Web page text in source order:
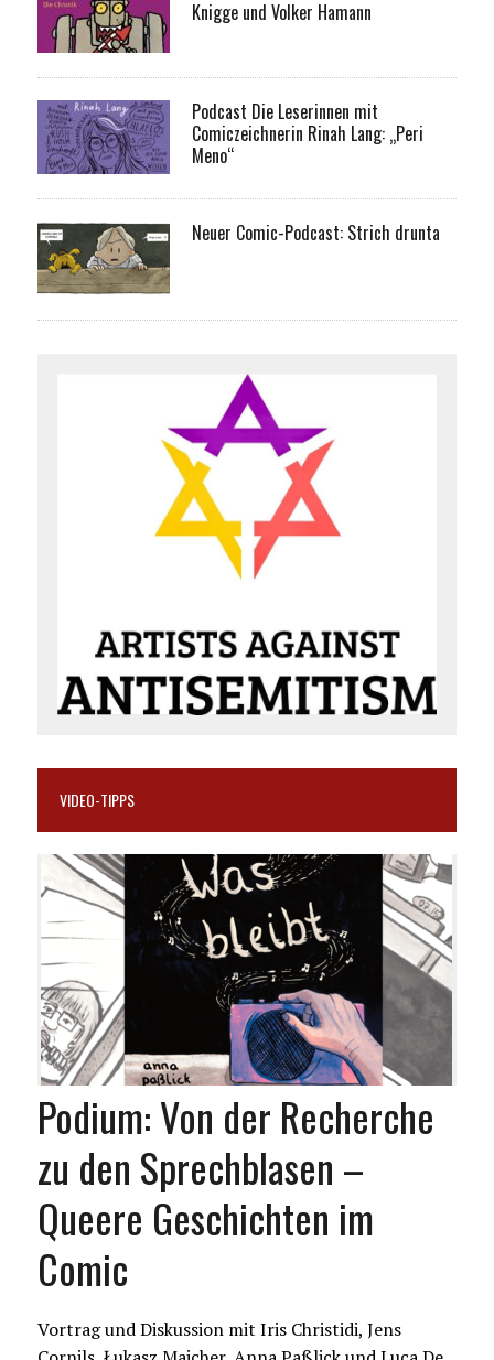
Knigge und Volker Hamann
Podcast Die Leserinnen mit
Comiczeichnerin Rinah Lang: „Peri
Meno“
Neuer Comic-Podcast: Strich drunta
VIDEO-TIPPS
Podium: Von der Recherche
zu den Sprechblasen –
Queere Geschichten im
Comic
Vortrag und Diskussion mit Iris Christidi, Jens